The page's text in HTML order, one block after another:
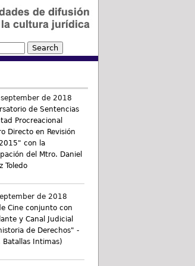
de 2018
de Sentencias
Procreacional
Directo en Revisión
con la
del Mtro. Daniel
Toledo
de 2018
Cine conjunto con
y Canal Judicial
de Derechos" -
Batallas Intimas)